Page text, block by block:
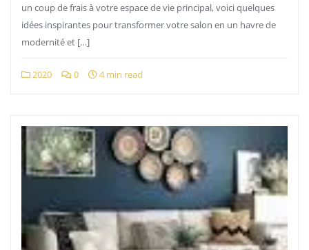
un coup de frais à votre espace de vie principal, voici quelques
idées inspirantes pour transformer votre salon en un havre de
modernité et […]
2020 0 4 min read